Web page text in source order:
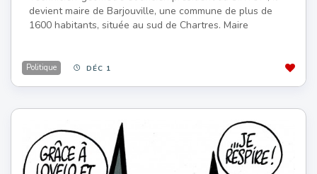
devient maire de Barjouville, une commune de plus de
1600 habitants, située au sud de Chartres. Maire
Politique DÉC 1